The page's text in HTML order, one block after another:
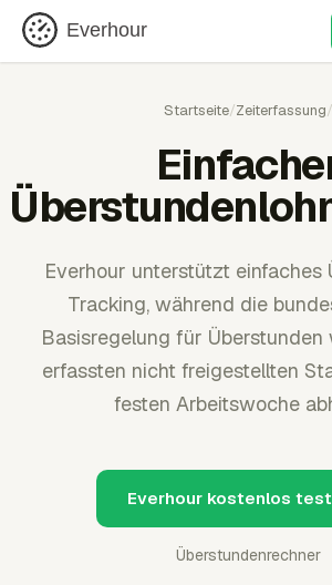
Everhour
Startseite/Zeiterfassung/
Everhour unterstützt einfaches
Tracking, während die
Basisregelung für Überstunden
erfassten nicht freigestellten
festen Arbeitswoche
Everhour kostenlos
Überstundenrechner